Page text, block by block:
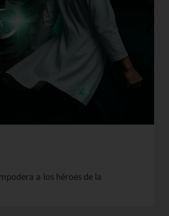
a los héroes de la